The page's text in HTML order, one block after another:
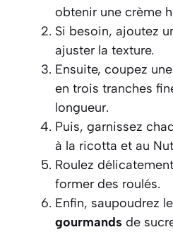
obtenir une crème
Si besoin, ajoutez
ajuster la texture.
Ensuite, coupez
en trois tranches
longueur.
Puis, garnissez
à la ricotta et au
Roulez
former des roulés.
Enfin, saupoudrez
gourmands de